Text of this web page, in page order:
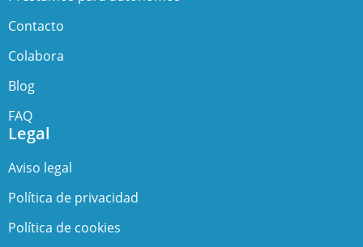
Contacto
Colabora
Blog
FAQ
Legal
Aviso legal
Política de privacidad
Política de cookies